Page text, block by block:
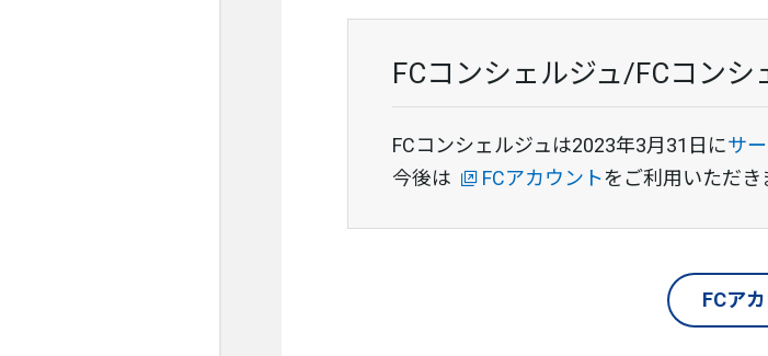
FCコンシェルジュ/FCコン
FCコンシェルジュは2023年3月31日にサ
今後は
FCアカウントをご利用いただき
FCア